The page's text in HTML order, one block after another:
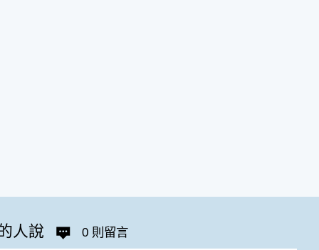
人說 0 則留言